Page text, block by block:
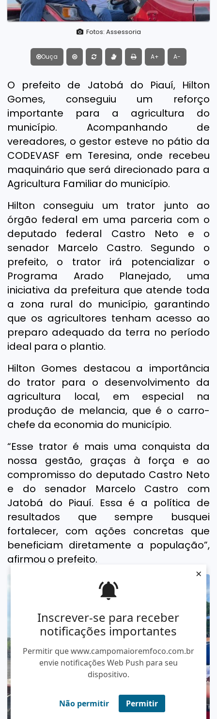
Inscrever-se para receber
notificações importantes
Permitir que www.campomaioremfoco.com.br
envie notificações Web Push para seu
dispositivo.
Não permitir Permitir
×
Fotos: Assessoria
Ouça A+ A-
O prefeito de Jatobá do Piauí, Hilton
Gomes, conseguiu um reforço
importante para a agricultura do
município. Acompanhando de
vereadores, o gestor esteve no pátio da
CODEVASF em Teresina, onde recebeu
maquinário que será direcionado para a
Agricultura Familiar do município.
Hilton conseguiu um trator junto ao
órgão federal em uma parceria com o
deputado federal Castro Neto e o
senador Marcelo Castro. Segundo o
prefeito, o trator irá potencializar o
Programa Arado Planejado, uma
iniciativa da prefeitura que atende toda
a zona rural do município, garantindo
que os agricultores tenham acesso ao
preparo adequado da terra no período
ideal para o plantio.
Hilton Gomes destacou a importância
do trator para o desenvolvimento da
agricultura local, em especial na
produção de melancia, que é o carro-
chefe da economia do município.
“Esse trator é mais uma conquista da
nossa gestão, graças à força e ao
compromisso do deputado Castro Neto
e do senador Marcelo Castro com
Jatobá do Piauí. Essa é a política de
resultados que sempre busquei
fortalecer, com ações concretas que
beneficiam diretamente a população”,
afirmou o prefeito.